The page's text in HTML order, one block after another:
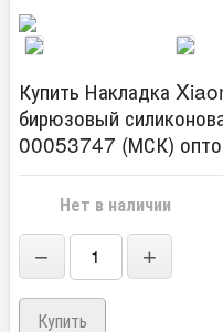
Купить Накладка
бирюзовый
00053747 (МСК)
Нет в наличии
− +